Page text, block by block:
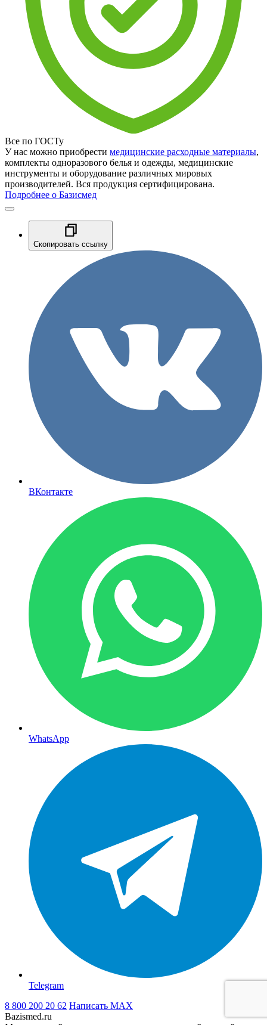
Все по ГОСТу
У нас можно приобрести медицинские расходные материалы,
комплекты одноразового белья и одежды, медицинские
инструменты и оборудование различных мировых
производителей. Вся продукция сертифицирована.
Подробнее о Базисмед
Скопировать ссылку
ВКонтакте
WhatsApp
Telegram
8 800 200 20 62 Написать MAX
Bazismed.ru